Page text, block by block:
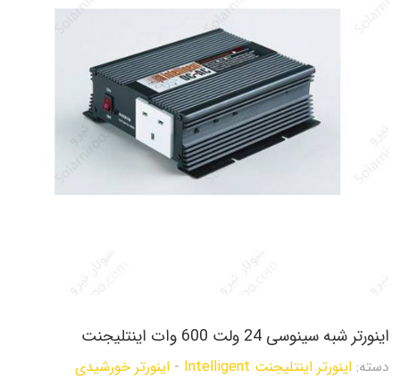
اینورتر شبه سینوسی 24 ولت 600 وات اینتلیجنت
دسته: اینورتر اینتلیجنت Intelligent - اینورتر خورشیدی